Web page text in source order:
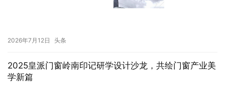
2026年7月12日 头条
2025皇派门窗岭南印记研学设计沙龙，共绘门窗产业美
学新篇